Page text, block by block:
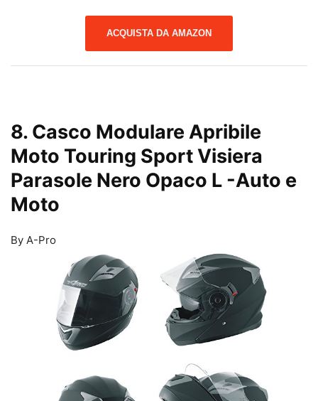
ACQUISTA DA AMAZON
8. Casco Modulare Apribile
Moto Touring Sport Visiera
Parasole Nero Opaco L -Auto e
Moto
By A-Pro